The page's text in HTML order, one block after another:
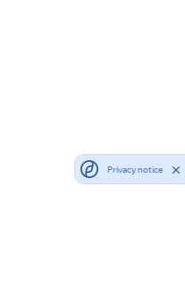
Privacy notice